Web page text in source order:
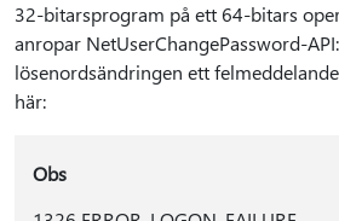
32-bitarsprogram på ett 64-bitars
anropar NetUserChangePassword-
lösenordsändringen ett
här:
Obs